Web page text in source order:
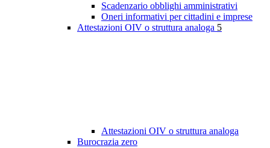
Scadenzario obblighi amministrativi
Oneri informativi per cittadini e imprese
Attestazioni OIV o struttura analoga 5
Attestazioni OIV o struttura analoga
Burocrazia zero